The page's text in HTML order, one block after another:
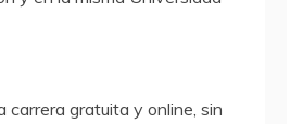
carrera gratuita y online, sin